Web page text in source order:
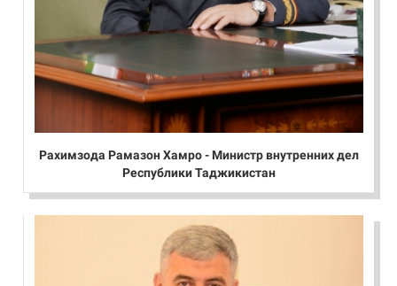
Рахимзода Рамазон Хамро - Министр внутренних дел
Республики Таджикистан